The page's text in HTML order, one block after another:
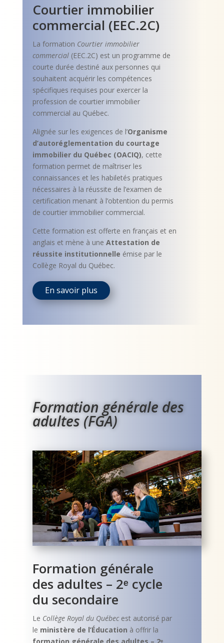
Courtier immobilier
commercial (EEC.2C)
La formation Courtier immobilier
commercial(EEC.2C) est un programme de
courte durée destiné aux personnes qui
souhaitent acquérir les compétences
spécifiques requises pour exercer la
profession de courtier immobilier
commercial au Québec.
Alignée sur les exigences de l’Organisme
d’autoréglementation du courtage
immobilier du Québec (OACIQ), cette
formation permet de maîtriser les
connaissances et les habiletés pratiques
nécessaires à la réussite de l’examen de
certification menant à l’obtention du permis
de courtier immobilier commercial.
Cette formation est offerte en français et en
anglais et mène à une Attestation de
réussite institutionnelle émise par le
Collège Royal du Québec.
En savoir plus
Formation générale des
adultes (FGA)
Formation générale
des adultes – 2ᵉ cycle
du secondaire
Le Collège Royal du Québecest autorisé par
le ministère de l’Éducation à offrir la